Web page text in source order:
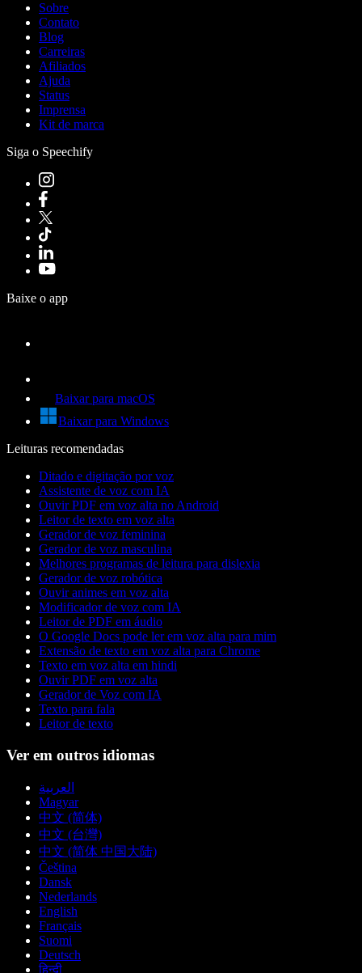
Sobre
Contato
Blog
Carreiras
Afiliados
Ajuda
Status
Imprensa
Kit de marca
Siga o Speechify
Baixe o app
Baixar para macOS
Baixar para Windows
Leituras recomendadas
Ditado e digitação por voz
Assistente de voz com IA
Ouvir PDF em voz alta no Android
Leitor de texto em voz alta
Gerador de voz feminina
Gerador de voz masculina
Melhores programas de leitura para dislexia
Gerador de voz robótica
Ouvir animes em voz alta
Modificador de voz com IA
Leitor de PDF em áudio
O Google Docs pode ler em voz alta para mim
Extensão de texto em voz alta para Chrome
Texto em voz alta em hindi
Ouvir PDF em voz alta
Gerador de Voz com IA
Texto para fala
Leitor de texto
Ver em outros idiomas
العربية
Magyar
中文 (简体)
中文 (台灣)
中文 (简体 中国大陆)
Čeština
Dansk
Nederlands
English
Français
Suomi
Deutsch
हिन्दी